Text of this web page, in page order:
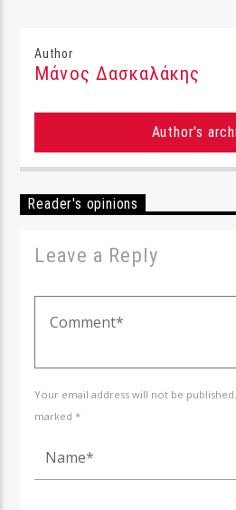
Author
Μάνος Δασκαλάκης
Author's
Reader's opinions
Leave a Reply
Your email address will not be
marked *